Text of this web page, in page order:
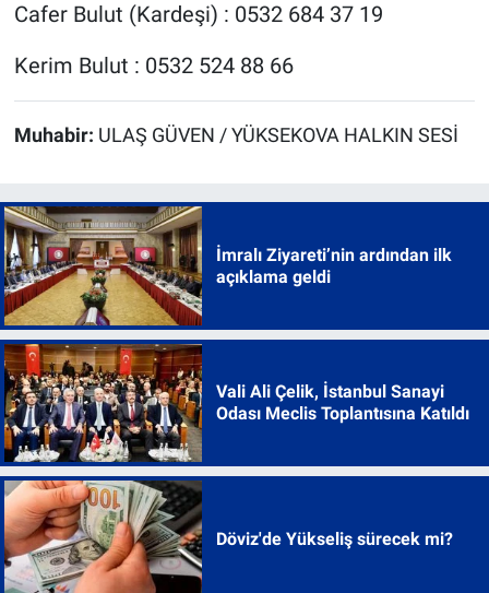
Cafer Bulut (Kardeşi) : 0532 684 37 19
Kerim Bulut : 0532 524 88 66
Muhabir: ULAŞ GÜVEN / YÜKSEKOVA HALKIN SESİ
İmralı Ziyareti’nin ardından ilk
açıklama geldi
Vali Ali Çelik, İstanbul Sanayi
Odası Meclis Toplantısına Katıldı
Döviz'de Yükseliş sürecek mi?